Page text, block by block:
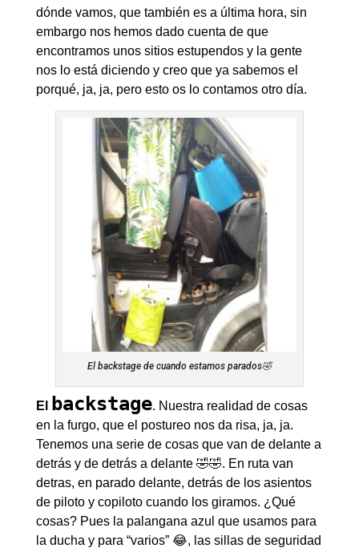
dónde vamos, que también es a última hora, sin
embargo nos hemos dado cuenta de que
encontramos unos sitios estupendos y la gente
nos lo está diciendo y creo que ya sabemos el
porqué, ja, ja, pero esto os lo contamos otro día.
El backstage de cuando estamos parados🤣
El backstage. Nuestra realidad de cosas
en la furgo, que el postureo nos da risa, ja, ja.
Tenemos una serie de cosas que van de delante a
detrás y de detrás a delante 🤣🤣. En ruta van
detras, en parado delante, detrás de los asientos
de piloto y copiloto cuando los giramos. ¿Qué
cosas? Pues la palangana azul que usamos para
la ducha y para “varios” 😂, las sillas de seguridad